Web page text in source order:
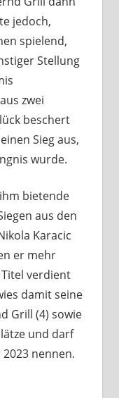
jedoch,
spielend,
Stellung
zwei
beschert
Sieg aus,
wurde.
bietende
aus den
Karacic
er mehr
verdient
damit seine
Grill (4) sowie
und darf
nennen.